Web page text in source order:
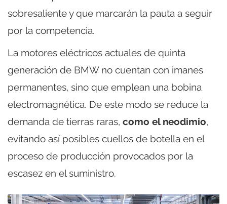
sobresaliente y que marcarán la pauta a seguir
por la competencia.
La motores eléctricos actuales de quinta
generación de BMW no cuentan con imanes
permanentes, sino que emplean una bobina
electromagnética. De este modo se reduce la
demanda de tierras raras, como el neodimio,
evitando así posibles cuellos de botella en el
proceso de producción provocados por la
escasez en el suministro.